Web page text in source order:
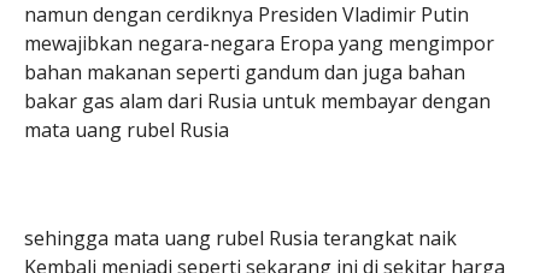
namun dengan cerdiknya Presiden Vladimir Putin
mewajibkan negara-negara Eropa yang mengimpor
bahan makanan seperti gandum dan juga bahan
bakar gas alam dari Rusia untuk membayar dengan
mata uang rubel Rusia
sehingga mata uang rubel Rusia terangkat naik
Kembali menjadi seperti sekarang ini di sekitar harga